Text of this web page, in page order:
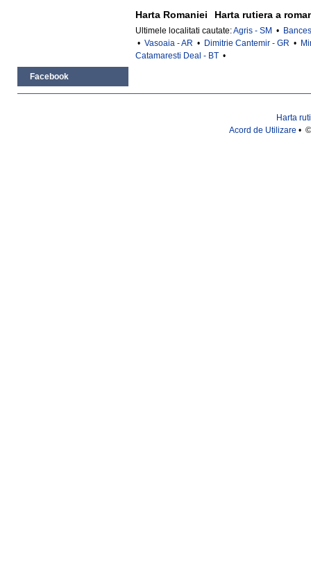
Facebook
Harta Romaniei Harta rutiera a
Ultimele localitati cautate:Agris - SM •
• Vasoaia - AR • Dimitrie Cantemir - GR •
Catamaresti Deal - BT •
Harta
Acord de Utilizare •